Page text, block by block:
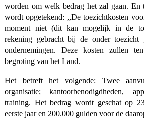
worden om welk bedrag het zal gaan. En
wordt opgetekend: ,,De toezichtkosten
moment niet (dit kan mogelijk in de
rekening gebracht bij de onder toezicht
ondernemingen. Deze kosten zullen
begroting van het Land.
Het betreft het volgende: Twee
organisatie; kantoorbenodigdheden,
training. Het bedrag wordt geschat op
eerste jaar en 200.000 gulden voor de